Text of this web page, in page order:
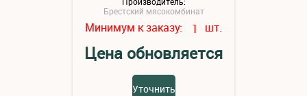
Брестский мясокомбинат
Минимум к заказу: 1 шт.
Цена обновляется
Уточнить